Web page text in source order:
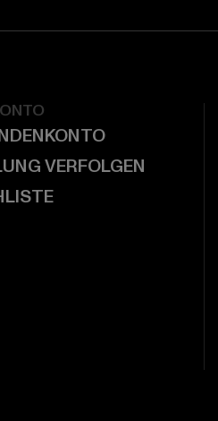
VERFOLGEN